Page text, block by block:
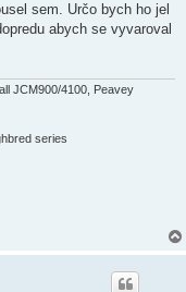
sem. Určo bych ho jel
abych se vyvaroval
JCM900/4100, Peavey
series